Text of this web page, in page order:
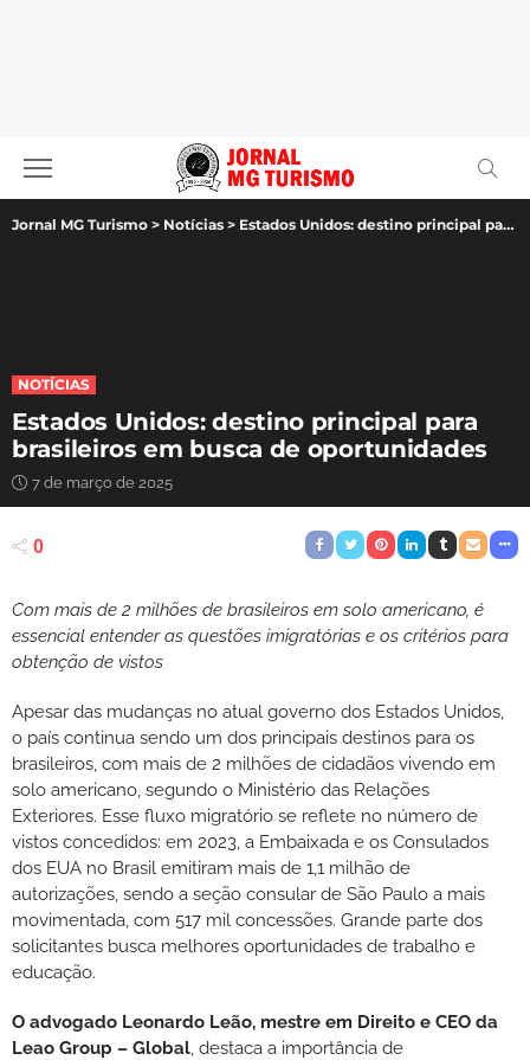
Jornal MG Turismo > Notícias > Estados Unidos: destino principal para brasileiros em busca de oportunidades
NOTÍCIAS
Estados Unidos: destino principal para
brasileiros em busca de oportunidades
7 de março de 2025
0
Com mais de 2 milhões de brasileiros em solo americano, é
essencial entender as questões imigratórias e os critérios para
obtenção de vistos
Apesar das mudanças no atual governo dos Estados Unidos,
o país continua sendo um dos principais destinos para os
brasileiros, com mais de 2 milhões de cidadãos vivendo em
solo americano, segundo o Ministério das Relações
Exteriores. Esse fluxo migratório se reflete no número de
vistos concedidos: em 2023, a Embaixada e os Consulados
dos EUA no Brasil emitiram mais de 1,1 milhão de
autorizações, sendo a seção consular de São Paulo a mais
movimentada, com 517 mil concessões. Grande parte dos
solicitantes busca melhores oportunidades de trabalho e
educação.
O advogado Leonardo Leão, mestre em Direito e CEO da
Leao Group – Global, destaca a importância de